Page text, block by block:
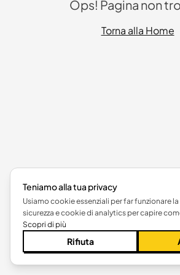
Ops! Pagina non
Torna alla Home
Teniamo alla tua privacy
Usiamo cookie essenziali per far funzionare
sicurezza e cookie di analytics per capire
Scopri di più
Rifiuta